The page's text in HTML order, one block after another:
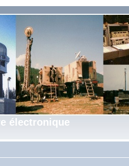
électronique